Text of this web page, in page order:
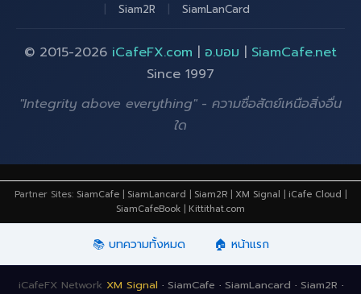
Siam2R SiamLanCard
© 2015-2026 iCafeFX.com | อ.บอม | SiamCafe.net
Since 1997
"Integrity above everything" - ความซื่อสัตย์เหนือสิ่งอื่น
ใด
Partner Sites: SiamCafe | SiamLancard | Siam2R | XM Signal | iCafe Cloud |
SiamCafeBook | Kittithat.com
📚 บทความทั้งหมด 🏠 หน้าแรก
iCafeFX Network XM Signal · SiamCafe · SiamLancard · Siam2R ·